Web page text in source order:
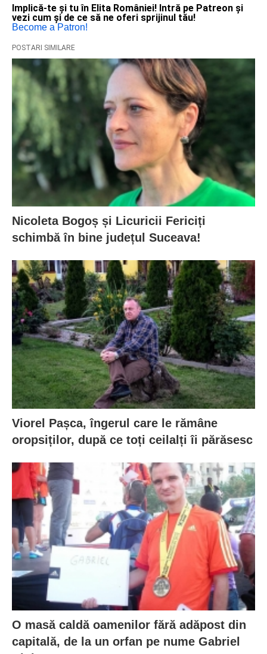
Implică-te și tu în Elita României! Intră pe Patreon și
vezi cum și de ce să ne oferi sprijinul tău!
Become a Patron!
POSTARI SIMILARE
Nicoleta Bogoș și Licuricii Fericiți
schimbă în bine județul Suceava!
Viorel Pașca, îngerul care le rămâne
oropsiților, după ce toți ceilalți îi părăsesc
O masă caldă oamenilor fără adăpost din
capitală, de la un orfan pe nume Gabriel